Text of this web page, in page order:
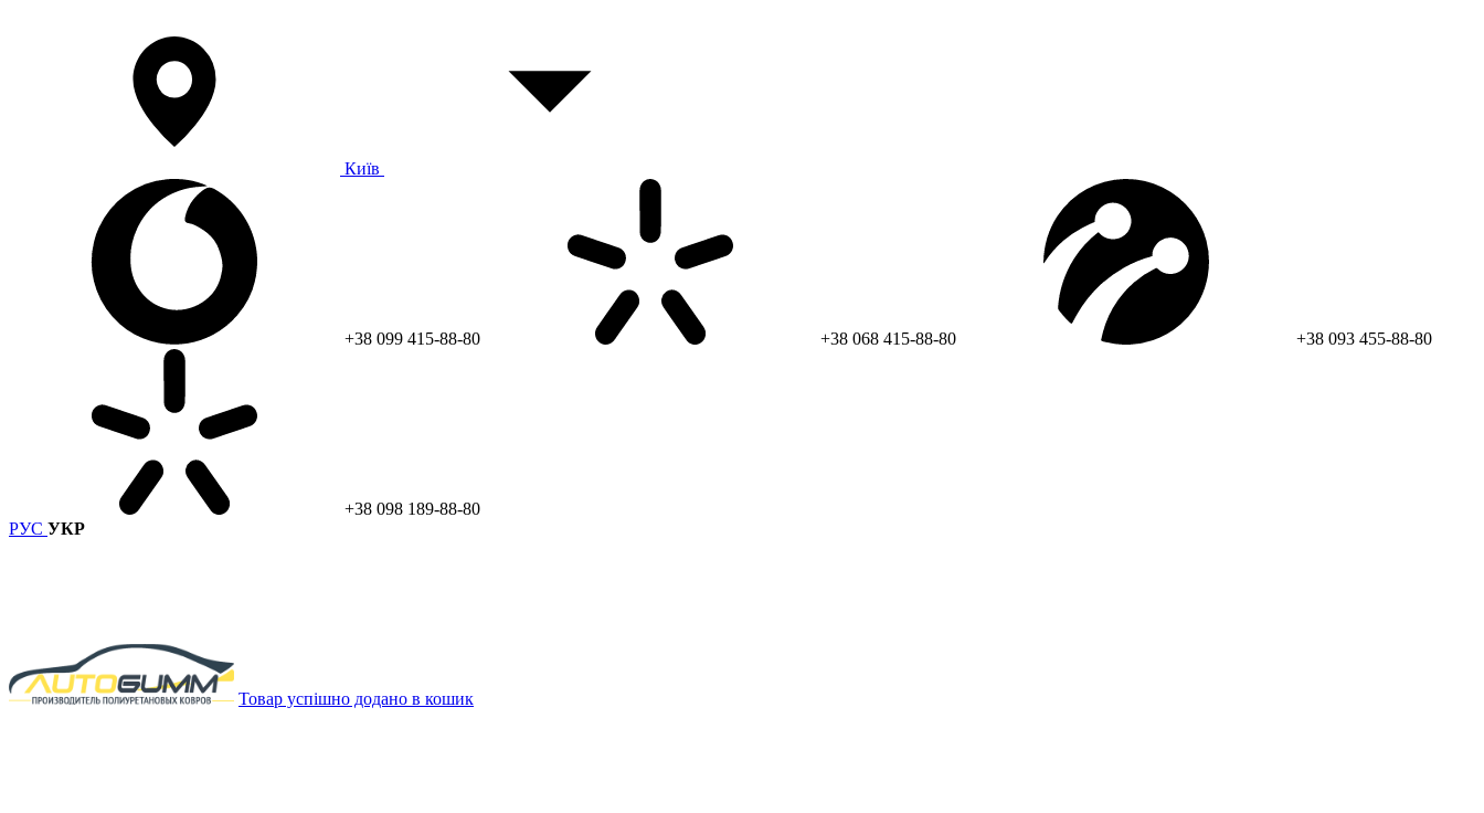
Київ
+38 099 415-88-80 +38 068 415-88-80 +38 093 455-88-80
+38 098 189-88-80
РУС УКР
Товар успішно додано в кошик